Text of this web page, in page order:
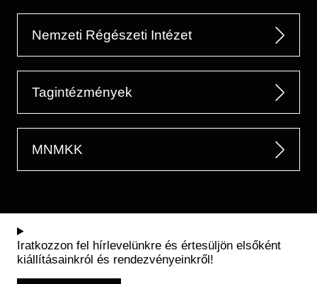
Nemzeti Régészeti Intézet
Tagintézmények
MNMKK
Iratkozzon fel hírlevelünkre és értesüljön elsőként
kiállításainkról és rendezvényeinkről!